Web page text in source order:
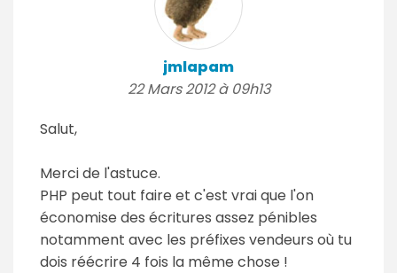
jmlapam
22 Mars 2012 à 09h13
Salut,
Merci de l'astuce.
PHP peut tout faire et c'est vrai que l'on
économise des écritures assez pénibles
notamment avec les préfixes vendeurs où tu
dois réécrire 4 fois la même chose !